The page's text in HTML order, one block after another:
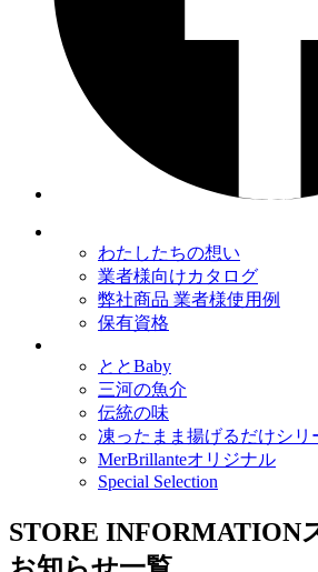
わたしたちの想い
業者様向けカタログ
弊社商品 業者様使用例
保有資格
ととBaby
三河の魚介
伝統の味
凍ったまま揚げるだけシリ
MerBrillanteオリジナル
Special Selection
STORE INFORMATION